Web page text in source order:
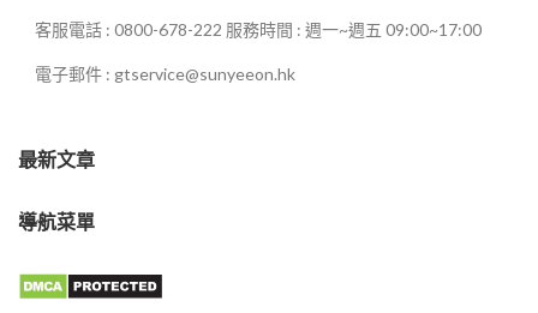
客服電話 : 0800-678-222 服務時間 : 週一~週五 09:00~17:00
電子郵件 : gtservice@sunyeeon.hk
最新文章
導航菜單